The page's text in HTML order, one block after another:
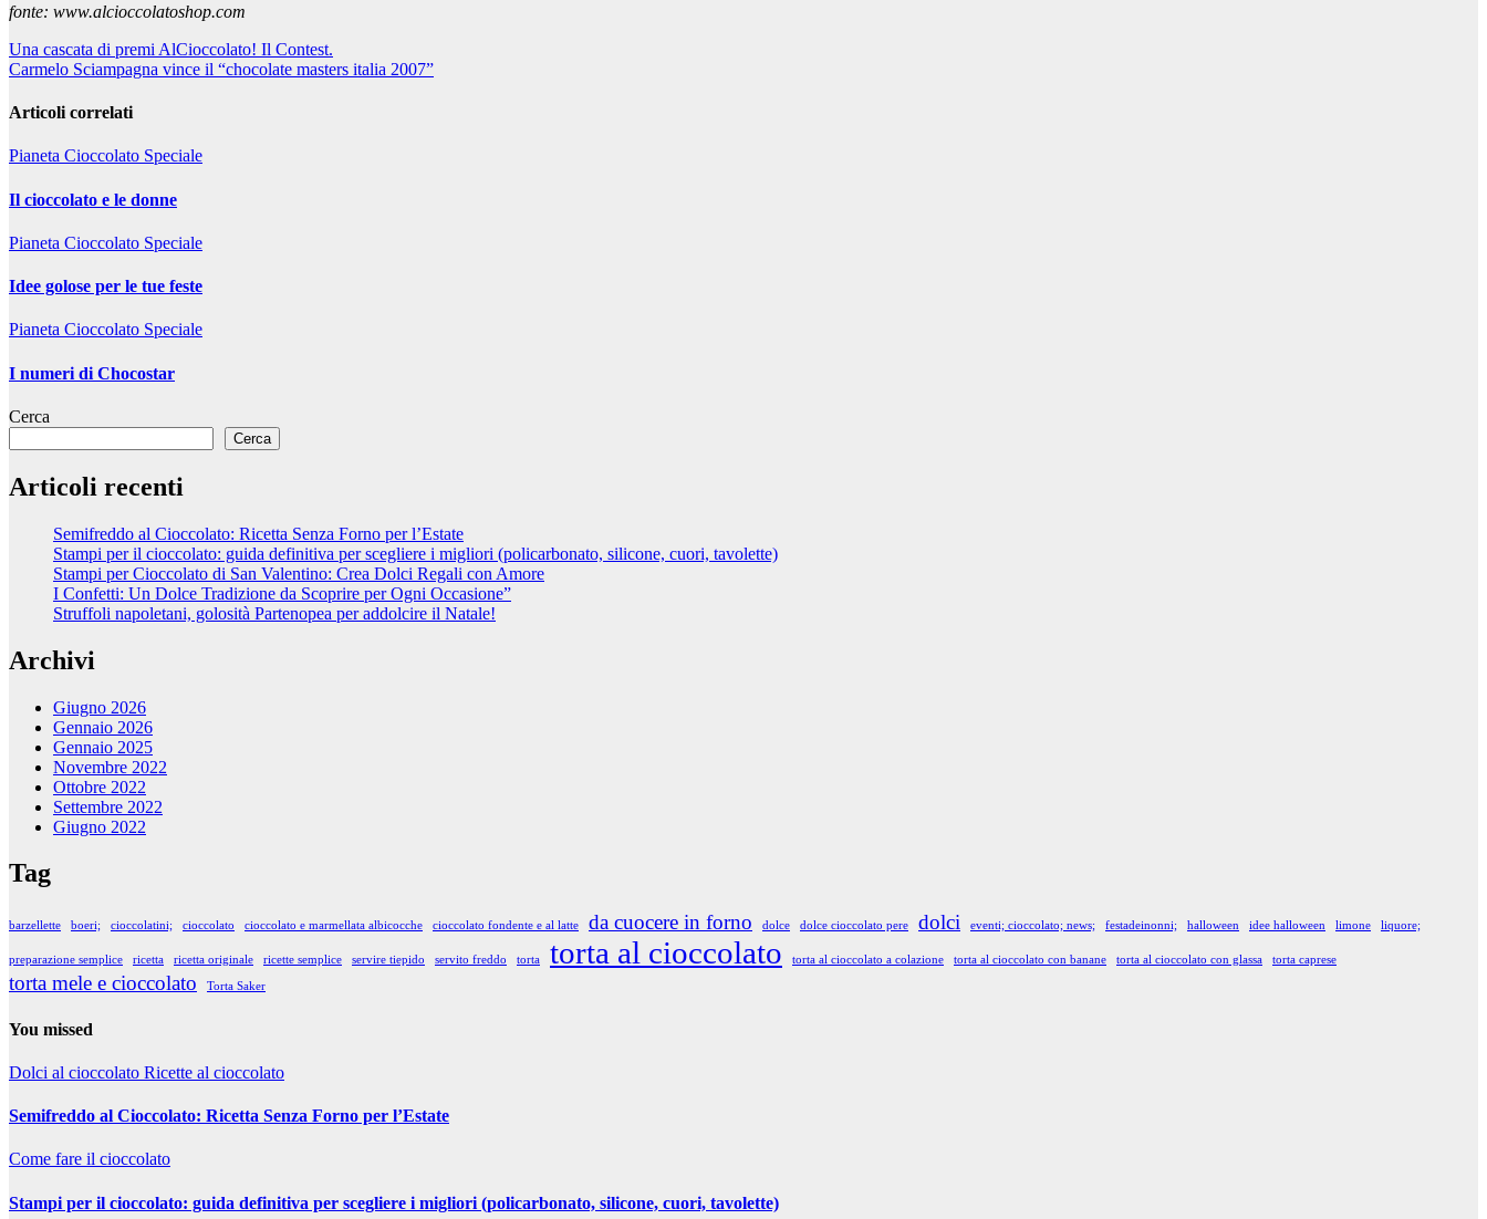
fonte: www.alcioccolatoshop.com
Navigazione
articoli
Una cascata di premi AlCioccolato! Il Contest.
Carmelo Sciampagna vince il “chocolate masters italia 2007”
Articoli correlati
Pianeta Cioccolato Speciale
Il cioccolato e le donne
Pianeta Cioccolato Speciale
Idee golose per le tue feste
Pianeta Cioccolato Speciale
I numeri di Chocostar
Cerca
Cerca
Articoli recenti
Semifreddo al Cioccolato: Ricetta Senza Forno per l’Estate
Stampi per il cioccolato: guida definitiva per scegliere i migliori (policarbonato, silicone, cuori, tavolette)
Stampi per Cioccolato di San Valentino: Crea Dolci Regali con Amore
I Confetti: Un Dolce Tradizione da Scoprire per Ogni Occasione”
Struffoli napoletani, golosità Partenopea per addolcire il Natale!
Archivi
Giugno 2026
Gennaio 2026
Gennaio 2025
Novembre 2022
Ottobre 2022
Settembre 2022
Giugno 2022
Tag
barzellette boeri; cioccolatini; cioccolato cioccolato e marmellata albicocche cioccolato fondente e al latte da cuocere in forno dolce dolce cioccolato pere dolci eventi; cioccolato; news; festadeinonni; halloween idee halloween limone liquore;
preparazione semplice ricetta ricetta originale ricette semplice servire tiepido servito freddo torta torta al cioccolato torta al cioccolato a colazione torta al cioccolato con banane torta al cioccolato con glassa torta caprese
torta mele e cioccolato Torta Saker
You missed
Dolci al cioccolato Ricette al cioccolato
Semifreddo al Cioccolato: Ricetta Senza Forno per l’Estate
Come fare il cioccolato
Stampi per il cioccolato: guida definitiva per scegliere i migliori (policarbonato, silicone, cuori, tavolette)